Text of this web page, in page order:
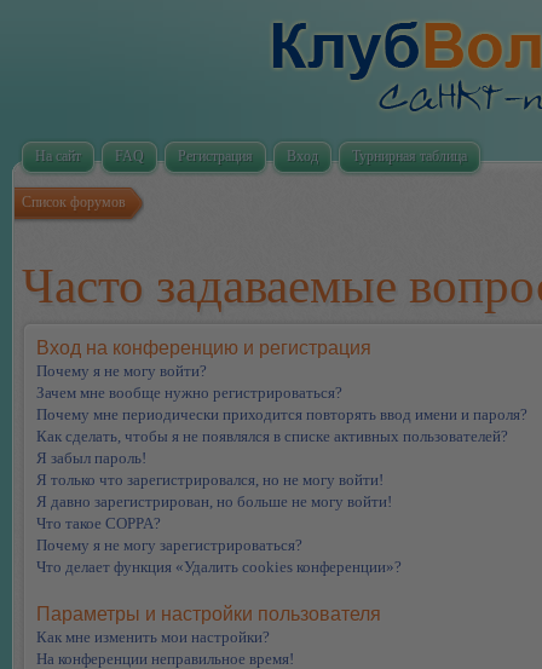
На сайт FAQ Регистрация Вход Турнирная таблица
Список форумов
Часто задаваемые
Вход на конференцию и регистрация
Почему я не могу войти?
Зачем мне вообще нужно регистрироваться?
Почему мне периодически приходится повторять ввод имени и пароля?
Как сделать, чтобы я не появлялся в списке активных пользователей?
Я забыл пароль!
Я только что зарегистрировался, но не могу войти!
Я давно зарегистрирован, но больше не могу войти!
Что такое COPPA?
Почему я не могу зарегистрироваться?
Что делает функция «Удалить cookies конференции»?
Параметры и настройки пользователя
Как мне изменить мои настройки?
На конференции неправильное время!